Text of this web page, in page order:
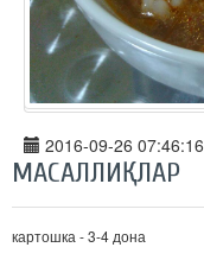
2016-09-26 07:46:16
МАСАЛЛИҚЛАР
картошка - 3-4 дона